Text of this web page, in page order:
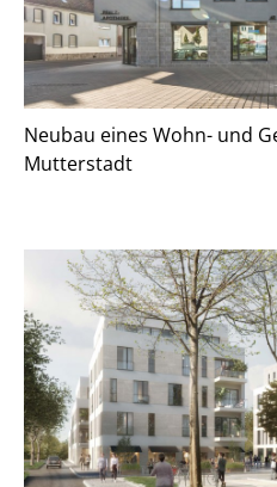
Neubau eines Wohn- und
Mutterstadt
Aktueller Beitrag:
2. Preis, Neubau
Jerxheim